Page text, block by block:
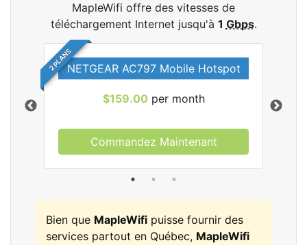
MapleWifi offre des vitesses de
téléchargement Internet jusqu'à 1 Gbps.
2 PLANSNETGEAR AC797 Mobile Hotspot
$159.00 per month
Commandez Maintenant
Bien que MapleWifi puisse fournir des
services partout en Québec, MapleWifi